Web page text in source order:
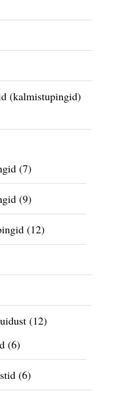
(kalmistupingid)
(7)
(9)
(12)
(12)
(6)
(6)